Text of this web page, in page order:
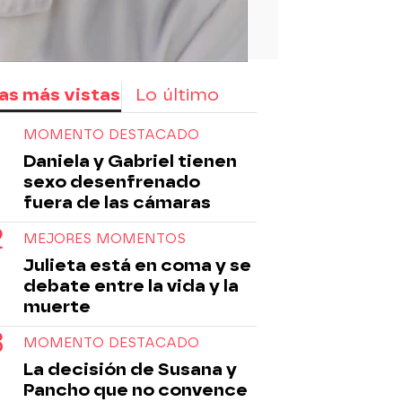
más vistas Lo último
MOMENTO DESTACADO
Daniela y Gabriel tienen
sexo desenfrenado
fuera de las cámaras
MEJORES MOMENTOS
Julieta está en coma y se
debate entre la vida y la
muerte
MOMENTO DESTACADO
La decisión de Susana y
Pancho que no convence